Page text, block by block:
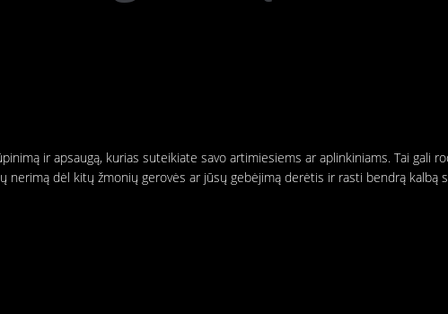
ir apsaugą, kurias suteikiate savo artimiesiems ar aplinkiniams. Tai gali
nerimą dėl kitų žmonių gerovės ar jūsų gebėjimą derėtis ir rasti bendrą kalbą